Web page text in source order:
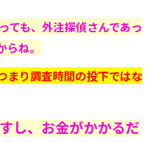
ても、外注探偵さんであっ
ね。
まり調査時間の投下ではな
し、お金がかかるだ